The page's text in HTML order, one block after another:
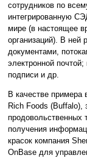
сотрудников по
интегрированную
мире (в настоящее
организаций). В ней
документами,
электронной
подписи и др.
В качестве
Rich Foods (Buffalo),
продовольственных
получения
красок компания
OnBase для